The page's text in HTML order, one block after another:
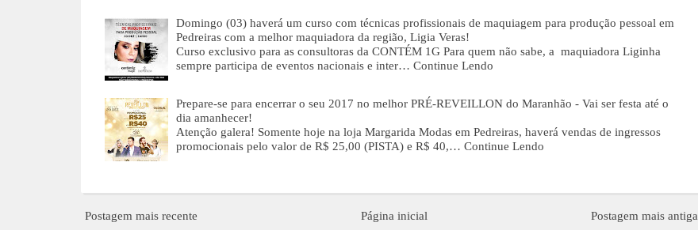
Domingo (03) haverá um curso com técnicas profissionais de maquiagem para produção pessoal em
Pedreiras com a melhor maquiadora da região, Ligia Veras!
Curso exclusivo para as consultoras da CONTÉM 1G Para quem não sabe, a maquiadora Liginha
sempre participa de eventos nacionais e inter… Continue Lendo
Prepare-se para encerrar o seu 2017 no melhor PRÉ-REVEILLON do Maranhão - Vai ser festa até o
dia amanhecer!
Atenção galera! Somente hoje na loja Margarida Modas em Pedreiras, haverá vendas de ingressos
promocionais pelo valor de R$ 25,00 (PISTA) e R$ 40,… Continue Lendo
Postagem mais recente Postagem mais antiga
Página inicial